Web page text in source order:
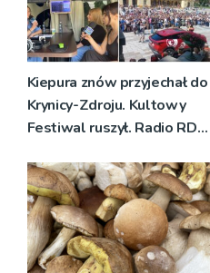
Kiepura znów przyjechał do
Krynicy-Zdroju. Kultowy
Festiwal ruszył. Radio RDN
żywo [ZDJĘCIA]